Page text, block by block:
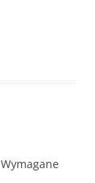
Wymagane